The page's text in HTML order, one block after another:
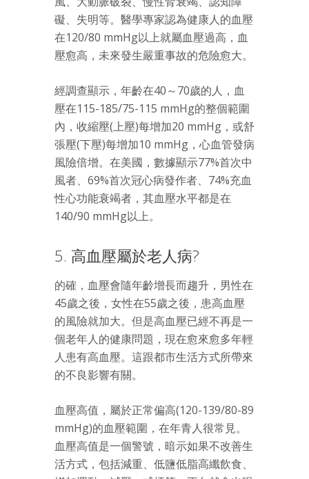
礙、失明等。醫學專家認為健康人的血壓
在120/80 mmHg以上就屬血壓過高，血
壓愈高，未來發生嚴重事故的危險愈大。
經調查顯示，年齡在40～70歲的人，血
壓在115-185/75-115 mmHg的整個範圍
內，收縮壓(上壓)每增加20 mmHg，或舒
張壓(下壓)每增加10 mmHg，心血管發病
風險倍增。在美國，數據顯示77%首次中
風者、69%首次冠心病發作者、74%充血
性心功能衰竭者，其血壓水平都是在
140/90 mmHg以上。
5. 高血壓屬於老人病?
的確，血壓會隨年齡增長而趨升，男性在
45歲之後，女性在55歲之後，患高血壓
的風險就加大。但是高血壓已經不再是一
個老年人的健康問題，現在愈來愈多年輕
人患有高血壓。這跟都市生活方式所帶來
的不良影響有關。
血壓高值，屬於正常偏高(120-139/80-89
mmHg)的血壓範圍，在年青人很常見。
血壓高值是一個警號，暗示如果不改善生
活方式，包括減重、低鹽低脂高纖飲食、